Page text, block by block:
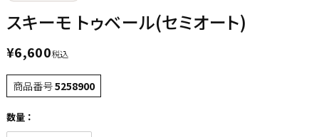
スキーモ トゥベール(セミオート)
¥6,600税込
商品番号5258900